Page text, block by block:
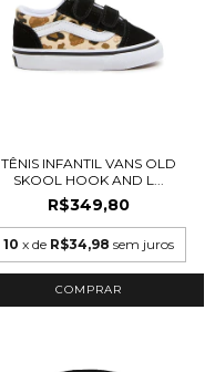
TÊNIS INFANTIL VANS OLD
SKOOL HOOK AND L...
R$349,80
10 x de R$34,98 sem juros
COMPRAR